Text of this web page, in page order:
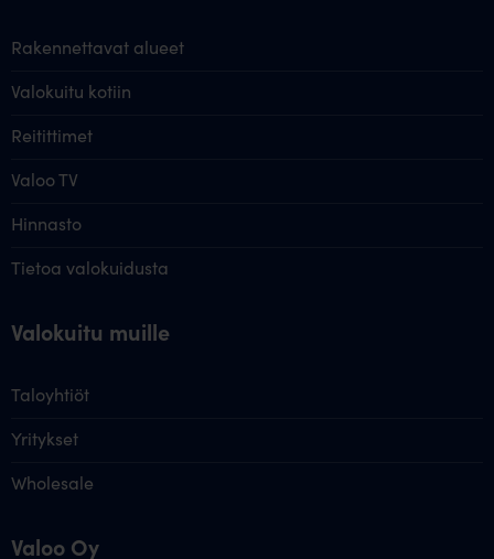
Rakennettavat alueet
Valokuitu kotiin
Reitittimet
Valoo TV
Hinnasto
Tietoa valokuidusta
Valokuitu muille
Taloyhtiöt
Yritykset
Wholesale
Valoo Oy